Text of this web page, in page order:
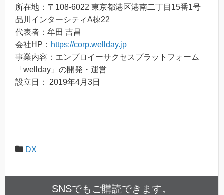
所在地：〒108-6022 東京都港区港南二丁目15番1号
品川インターシティA棟22
代表者：牟田 吉昌
会社HP： https://corp.wellday.jp
事業内容：エンプロイーサクセスプラットフォーム
「wellday」の開発・運営
設立日： 2019年4月3日
DX
SNSでもご購読できます。